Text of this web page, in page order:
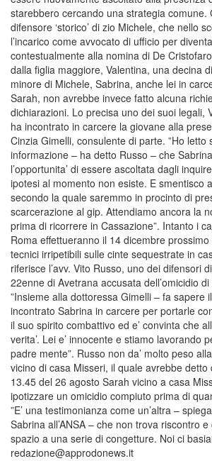
starebbero cercando una strategia comune.
difensore ‘storico’ di zio Michele, che nello
l’incarico come avvocato di ufficio per
contestualmente alla nomina di De
dalla figlia maggiore, Valentina, una decina
minore di Michele, Sabrina, anche lei in
Sarah, non avrebbe invece fatto alcuna
dichiarazioni. Lo precisa uno dei suoi legali,
ha incontrato in carcere la giovane alla
Cinzia Gimelli, consulente di parte. ”Ho letto
informazione – ha detto Russo – che
l’opportunita’ di essere ascoltata dagli
ipotesi al momento non esiste. E smentisco
secondo la quale saremmo in procinto di
scarcerazione al gip. Attendiamo ancora la
prima di ricorrere in Cassazione”. Intanto i
Roma effettueranno il 14 dicembre
tecnici irripetibili sulle cinte sequestrate in
riferisce l’avv. Vito Russo, uno dei difensori
22enne di Avetrana accusata dell’omicidio
”Insieme alla dottoressa Gimelli – fa sapere
incontrato Sabrina in carcere per portarle
il suo spirito combattivo ed e’ convinta che
verita’. Lei e’ innocente e stiamo lavorando
padre mente”. Russo non da’ molto peso
vicino di casa Misseri, il quale avrebbe detto
13.45 del 26 agosto Sarah vicino a casa
ipotizzare un omicidio compiuto prima di
”E’ una testimonianza come un’altra –
Sabrina all’ANSA – che non trova riscontro e
spazio a una serie di congetture. Noi ci
redazione@approdonews.it